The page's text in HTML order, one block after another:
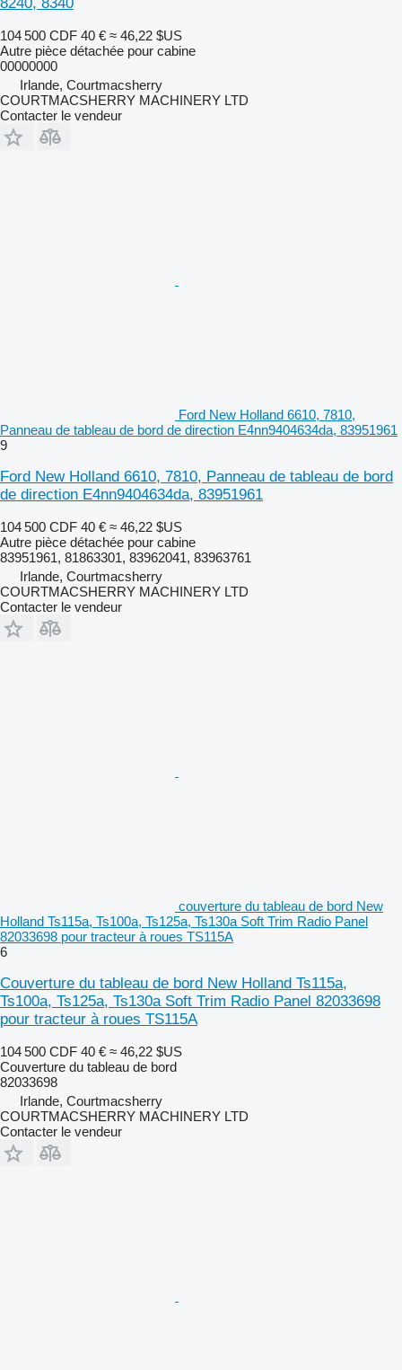
104 500 CDF 40 € ≈ 46,22 $US
Autre pièce détachée pour cabine
00000000
Irlande, Courtmacsherry
COURTMACSHERRY MACHINERY LTD
Contacter le vendeur
Ford New Holland 6610, 7810,
Panneau de tableau de bord de direction E4nn9404634da, 83951961
9
Ford New Holland 6610, 7810, Panneau de tableau de bord
de direction E4nn9404634da, 83951961
104 500 CDF 40 € ≈ 46,22 $US
Autre pièce détachée pour cabine
83951961, 81863301, 83962041, 83963761
Irlande, Courtmacsherry
COURTMACSHERRY MACHINERY LTD
Contacter le vendeur
couverture du tableau de bord New
Holland Ts115a, Ts100a, Ts125a, Ts130a Soft Trim Radio Panel
82033698 pour tracteur à roues TS115A
6
Couverture du tableau de bord New Holland Ts115a,
Ts100a, Ts125a, Ts130a Soft Trim Radio Panel 82033698
pour tracteur à roues TS115A
104 500 CDF 40 € ≈ 46,22 $US
Couverture du tableau de bord
82033698
Irlande, Courtmacsherry
COURTMACSHERRY MACHINERY LTD
Contacter le vendeur